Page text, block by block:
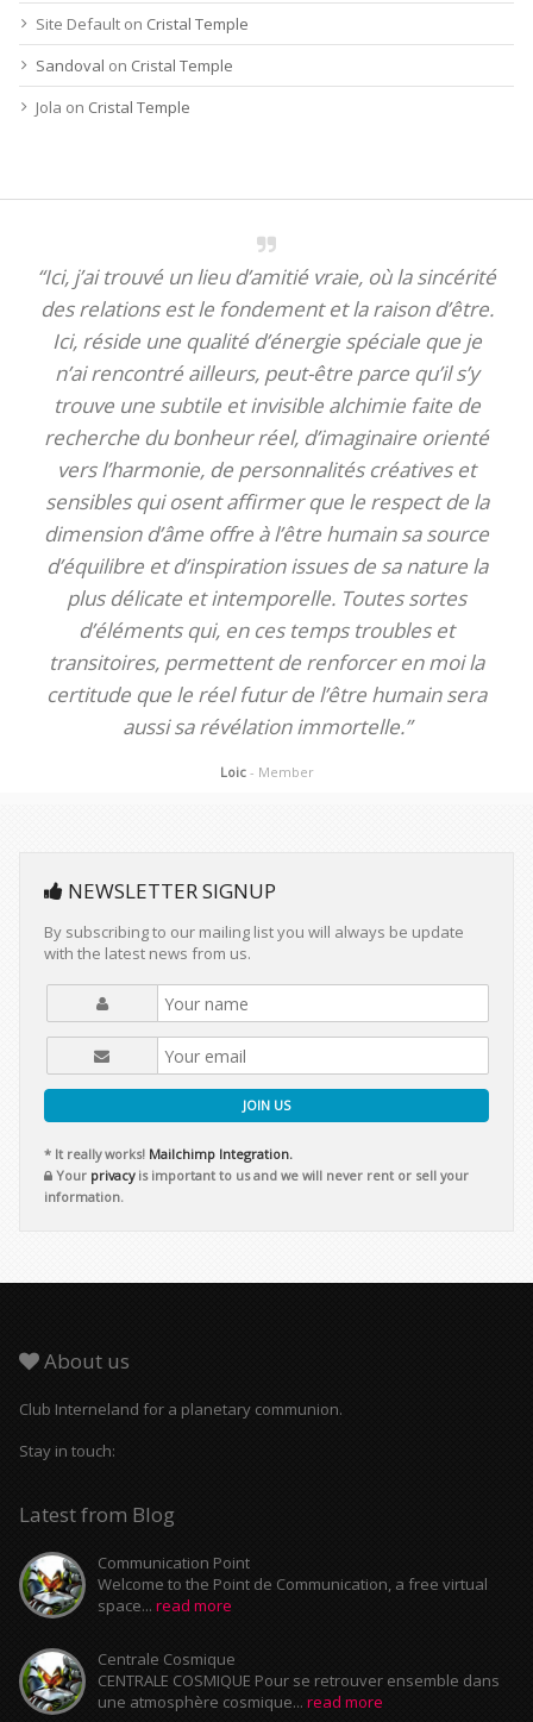
Site Default on Cristal Temple
Sandoval on Cristal Temple
Jola on Cristal Temple
“Ici, j’ai trouvé un lieu d’amitié vraie, où la sincérité
des relations est le fondement et la raison d’être.
Ici, réside une qualité d’énergie spéciale que je
n’ai rencontré ailleurs, peut-être parce qu’il s’y
trouve une subtile et invisible alchimie faite de
recherche du bonheur réel, d’imaginaire orienté
vers l’harmonie, de personnalités créatives et
sensibles qui osent affirmer que le respect de la
dimension d’âme offre à l’être humain sa source
d’équilibre et d’inspiration issues de sa nature la
plus délicate et intemporelle. Toutes sortes
d’éléments qui, en ces temps troubles et
transitoires, permettent de renforcer en moi la
certitude que le réel futur de l’être humain sera
aussi sa révélation immortelle.”
Loic - Member
NEWSLETTER SIGNUP
By subscribing to our mailing list you will always be update
with the latest news from us.
JOIN US
* It really works! Mailchimp Integration.
Your privacyis important to us and we will never rent or sell your
information.
About us
Club Interneland for a planetary communion.
Stay in touch:
Latest from Blog
Communication Point
Welcome to the Point de Communication, a free virtual
space... read more
Centrale Cosmique
CENTRALE COSMIQUE Pour se retrouver ensemble dans
une atmosphère cosmique... read more